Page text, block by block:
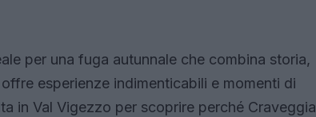
per una fuga autunnale che combina storia,
esperienze indimenticabili e momenti di
in Val Vigezzo per scoprire perché Craveggia